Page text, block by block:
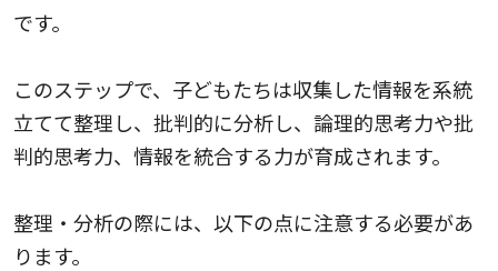
です。
このステップで、子どもたちは収集した情報を系統
立てて整理し、批判的に分析し、論理的思考力や批
判的思考力、情報を統合する力が育成されます。
整理・分析の際には、以下の点に注意する必要があ
ります。